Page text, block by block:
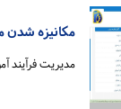
مکانیزه
مدیریت فرآیند